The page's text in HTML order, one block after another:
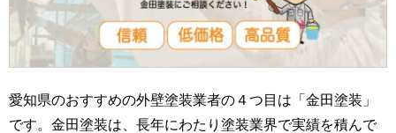
愛知県のおすすめの外壁塗装業者の４つ目は「金田塗装」
です。金田塗装は、長年にわたり塗装業界で実績を積んで